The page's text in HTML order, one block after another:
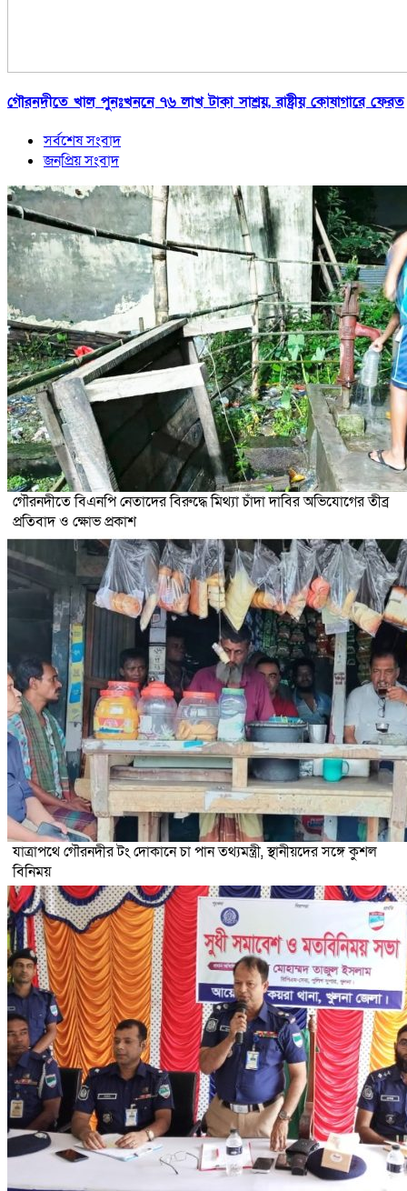
গৌরনদীতে খাল পুনঃখননে ৭৬ লাখ টাকা সাশ্রয়, রাষ্ট্রীয় কোষাগারে ফেরত
সর্বশেষ সংবাদ
জনপ্রিয় সংবাদ
গৌরনদীতে বিএনপি নেতাদের বিরুদ্ধে মিথ্যা চাঁদা দাবির অভিযোগের তীব্র
প্রতিবাদ ও ক্ষোভ প্রকাশ
যাত্রাপথে গৌরনদীর টং দোকানে চা পান তথ্যমন্ত্রী, স্থানীয়দের সঙ্গে কুশল
বিনিময়